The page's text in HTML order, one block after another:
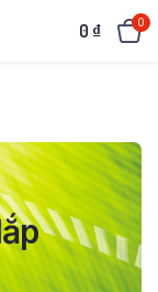
0 ₫ 0